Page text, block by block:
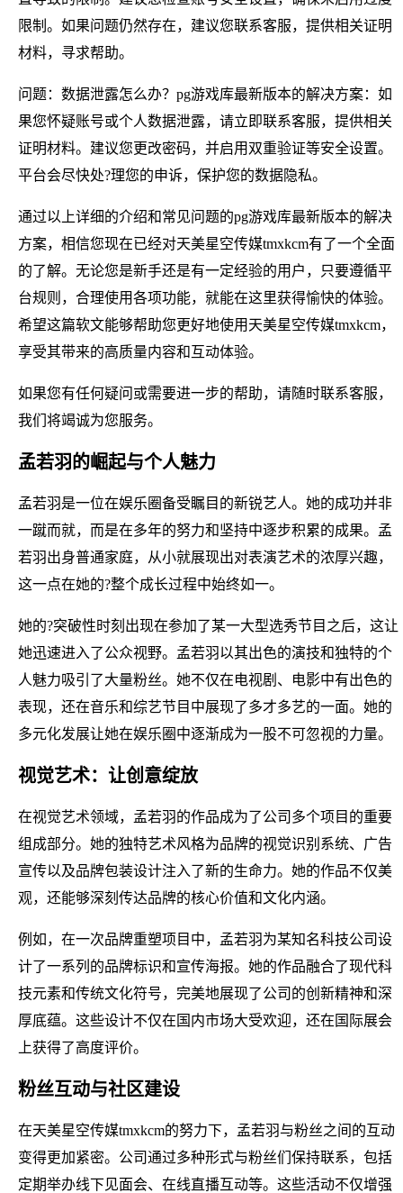
限制。如果问题仍然存在，建议您联系客服，提供相关证明
材料，寻求帮助。
问题：数据泄露怎么办？pg游戏库最新版本的解决方案：如
果您怀疑账号或个人数据泄露，请立即联系客服，提供相关
证明材料。建议您更改密码，并启用双重验证等安全设置。
平台会尽快处?理您的申诉，保护您的数据隐私。
通过以上详细的介绍和常见问题的pg游戏库最新版本的解决
方案，相信您现在已经对天美星空传媒tmxkcm有了一个全面
的了解。无论您是新手还是有一定经验的用户，只要遵循平
台规则，合理使用各项功能，就能在这里获得愉快的体验。
希望这篇软文能够帮助您更好地使用天美星空传媒tmxkcm，
享受其带来的高质量内容和互动体验。
如果您有任何疑问或需要进一步的帮助，请随时联系客服，
我们将竭诚为您服务。
孟若羽的崛起与个人魅力
孟若羽是一位在娱乐圈备受瞩目的新锐艺人。她的成功并非
一蹴而就，而是在多年的努力和坚持中逐步积累的成果。孟
若羽出身普通家庭，从小就展现出对表演艺术的浓厚兴趣，
这一点在她的?整个成长过程中始终如一。
她的?突破性时刻出现在参加了某一大型选秀节目之后，这让
她迅速进入了公众视野。孟若羽以其出色的演技和独特的个
人魅力吸引了大量粉丝。她不仅在电视剧、电影中有出色的
表现，还在音乐和综艺节目中展现了多才多艺的一面。她的
多元化发展让她在娱乐圈中逐渐成为一股不可忽视的力量。
视觉艺术：让创意绽放
在视觉艺术领域，孟若羽的作品成为了公司多个项目的重要
组成部分。她的独特艺术风格为品牌的视觉识别系统、广告
宣传以及品牌包装设计注入了新的生命力。她的作品不仅美
观，还能够深刻传达品牌的核心价值和文化内涵。
例如，在一次品牌重塑项目中，孟若羽为某知名科技公司设
计了一系列的品牌标识和宣传海报。她的作品融合了现代科
技元素和传统文化符号，完美地展现了公司的创新精神和深
厚底蕴。这些设计不仅在国内市场大受欢迎，还在国际展会
上获得了高度评价。
粉丝互动与社区建设
在天美星空传媒tmxkcm的努力下，孟若羽与粉丝之间的互动
变得更加紧密。公司通过多种形式与粉丝们保持联系，包括
定期举办线下见面会、在线直播互动等。这些活动不仅增强